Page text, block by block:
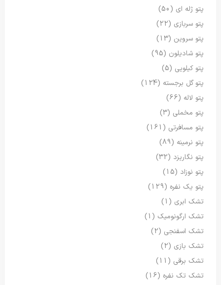
پتو ژله ای (50)
پتو سربازی (22)
پتو سروین (13)
پتو شادیلون (95)
پتو کیلویی (5)
پتو گل برجسته (124)
پتو لاله (66)
پتو مخملی (3)
پتو مسافرتی (161)
پتو نرمینه (89)
پتو نگاریزد (32)
پتو نوزاد (15)
پتو یک نفره (129)
تشک ابری (1)
تشک ارگونومیک (1)
تشک اسفنجی (2)
تشک بازی (2)
تشک برقی (11)
تشک تک نفره (16)